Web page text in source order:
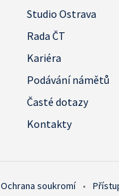
Studio Ostrava
Rada ČT
Kariéra
Podávání námětů
Časté dotazy
Kontakty
Ochrana soukromí •